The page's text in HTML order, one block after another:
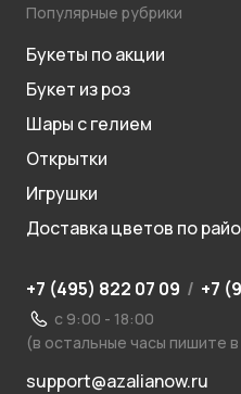
Популярные рубрики
Букеты по акции
Букет из роз
Шары с гелием
Открытки
Игрушки
Доставка цветов по
+7 (495) 822 07 09 / +7
с 9:00 - 18:00
(в остальные часы пишите
support@azalianow.ru